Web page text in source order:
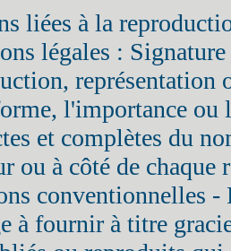
liées à la
légales :
l'importance
et complètes du
ou à côté de chaque
conventionnelles
à fournir à titre